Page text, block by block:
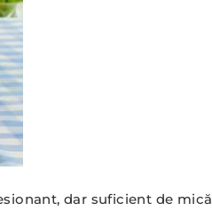
dar suficient de mică